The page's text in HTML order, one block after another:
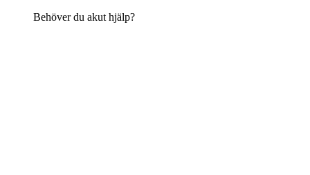
Behöver du akut hjälp?